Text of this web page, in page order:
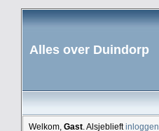
Alles over Duindorp
Welkom, Gast . Alsjeblieftinloggen